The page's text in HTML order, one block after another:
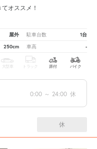
オススメ！
屋外 駐車台数 1台
250cm 車高 -
大型車 トラック 原付 バイク
0:00 ～ 24:00 休
休